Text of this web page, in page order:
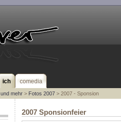
ich comedia
mehr> Fotos 2007> 2007 - Sponsion
2007 Sponsionfeier